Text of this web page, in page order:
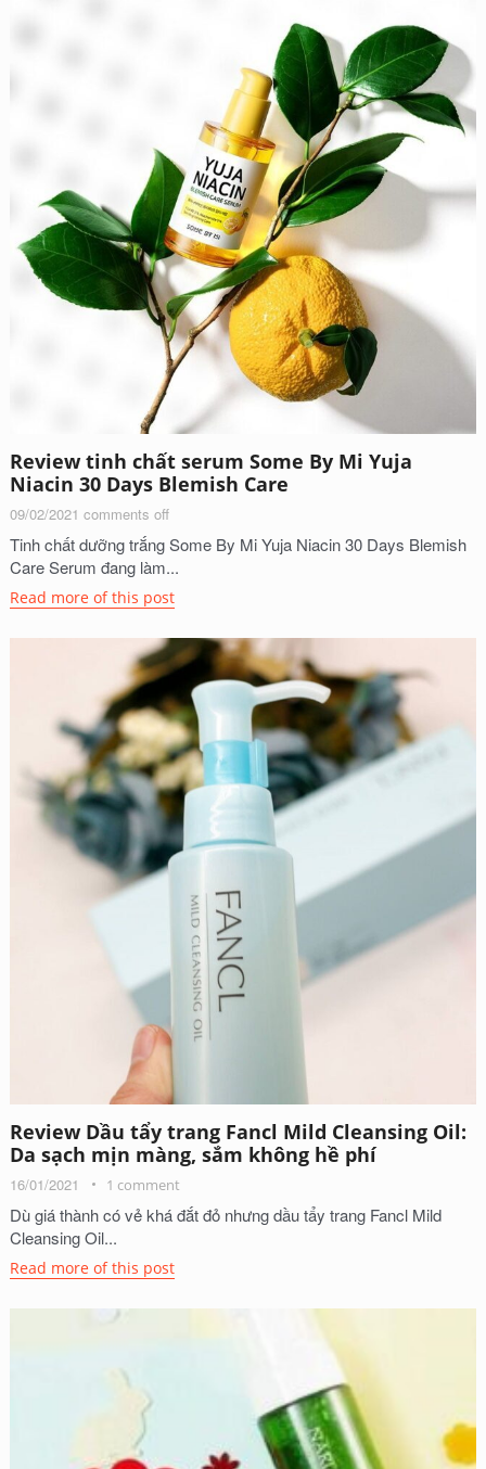
Review tinh chất serum Some By Mi Yuja
Niacin 30 Days Blemish Care
09/02/2021 comments off
Tinh chất dưỡng trắng Some By Mi Yuja Niacin 30 Days Blemish
Care Serum đang làm...
Read more of this post
Review Dầu tẩy trang Fancl Mild Cleansing Oil:
Da sạch mịn màng, sắm không hề phí
16/01/2021 1 comment
Dù giá thành có vẻ khá đắt đỏ nhưng dầu tẩy trang Fancl Mild
Cleansing Oil...
Read more of this post